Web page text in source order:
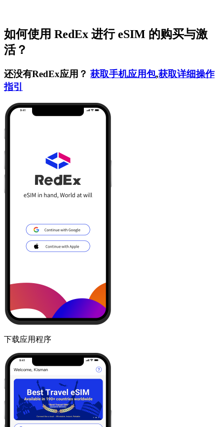
如何使用 RedEx 进行 eSIM 的购买与激
活？
还没有RedEx应用？ 获取手机应用包,获取详细操作
指引
下载应用程序